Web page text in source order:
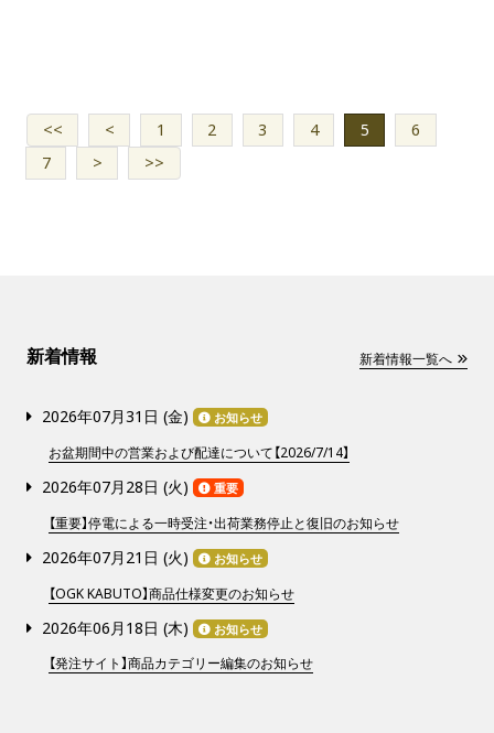
<< < 1 2 3 4 5
6
7
> >>
新着情報 新着情報一覧へ
2026年07月31日 (金) お知らせ
お盆期間中の営業および配達について【2026/7/14】
2026年07月28日 (火) 重要
【重要】停電による一時受注・出荷業務停止と復旧のお知らせ
2026年07月21日 (火) お知らせ
【OGK KABUTO】商品仕様変更のお知らせ
2026年06月18日 (木) お知らせ
【発注サイト】商品カテゴリー編集のお知らせ